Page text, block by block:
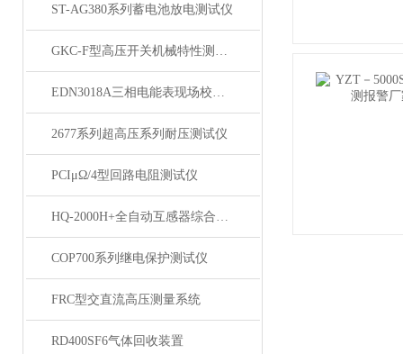
ST-AG380系列蓄电池放电测试仪
GKC-F型高压开关机械特性测试仪
EDN3018A三相电能表现场校验仪
2677系列超高压系列耐压测试仪
PCIμΩ/4型回路电阻测试仪
HQ-2000H+全自动互感器综合测试仪
COP700系列继电保护测试仪
FRC型交直流高压测量系统
RD400SF6气体回收装置